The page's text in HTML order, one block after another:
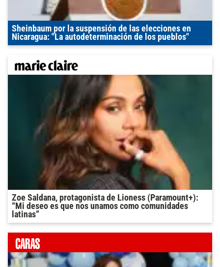
Sheinbaum por la suspensión de las elecciones en
Nicaragua: "La autodeterminación de los pueblos"
Zoe Saldana, protagonista de Lioness (Paramount+):
“Mi deseo es que nos unamos como comunidades
latinas”